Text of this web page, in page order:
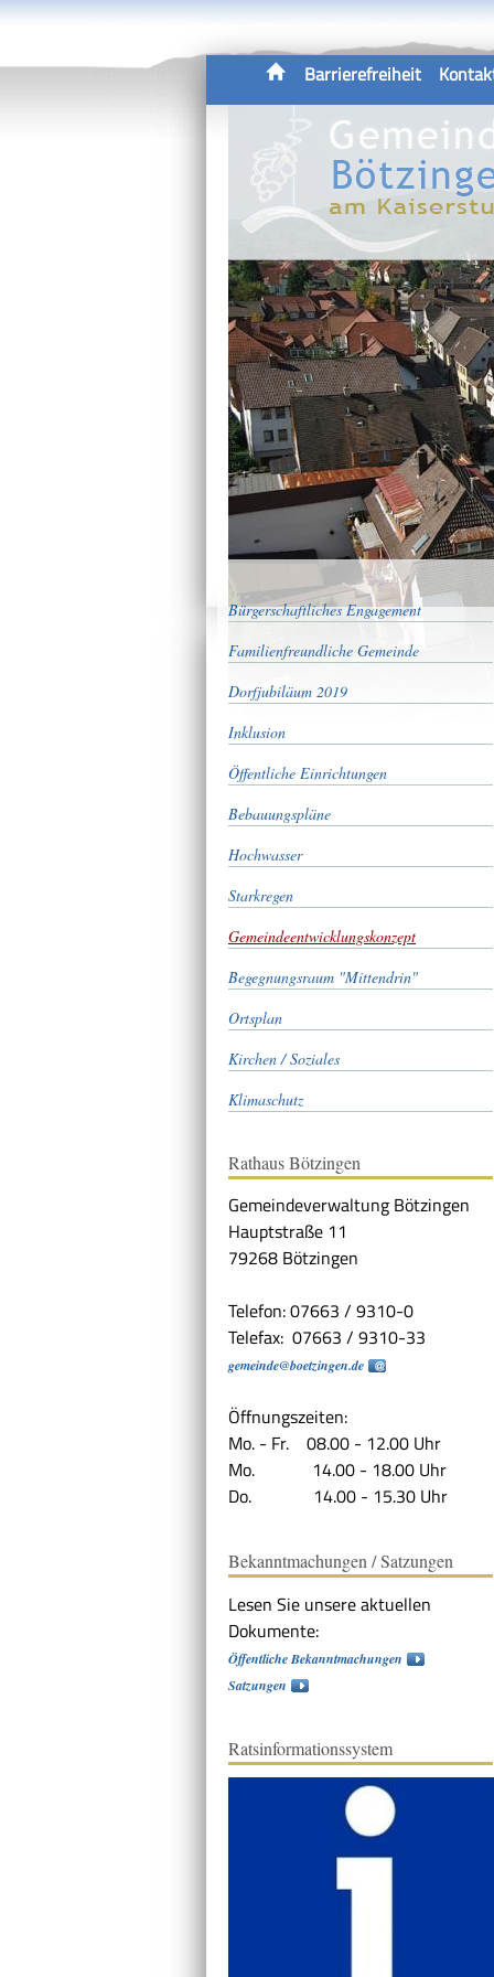
Barrierefreiheit
Bürgerschaftliches Engagement
Familienfreundliche Gemeinde
Dorfjubiläum 2019
Inklusion
Öffentliche Einrichtungen
Bebauungspläne
Hochwasser
Starkregen
Gemeindeentwicklungskonzept
Begegnungsraum "Mittendrin"
Ortsplan
Kirchen / Soziales
Klimaschutz
Rathaus Bötzingen
Gemeindeverwaltung Bötzingen
Hauptstraße 11
79268 Bötzingen
Telefon: 07663 / 9310-0
Telefax: 07663 / 9310-33
gemeinde@boetzingen.de
Öffnungszeiten:
Mo. - Fr. 08.00 - 12.00 Uhr
Mo. 14.00 - 18.00 Uhr
Do. 14.00 - 15.30 Uhr
Bekanntmachungen / Satzungen
Lesen Sie unsere aktuellen
Dokumente:
Öffentliche Bekanntmachungen
Satzungen
Ratsinformationssystem